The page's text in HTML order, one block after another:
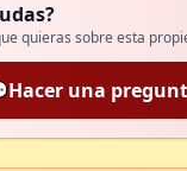
quieras sobre esta
Hacer una